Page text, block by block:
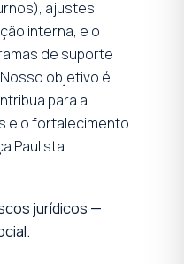
ajustes
interna, e o
de suporte
objetivo é
para a
e o fortalecimento
Paulista.
jurídicos —